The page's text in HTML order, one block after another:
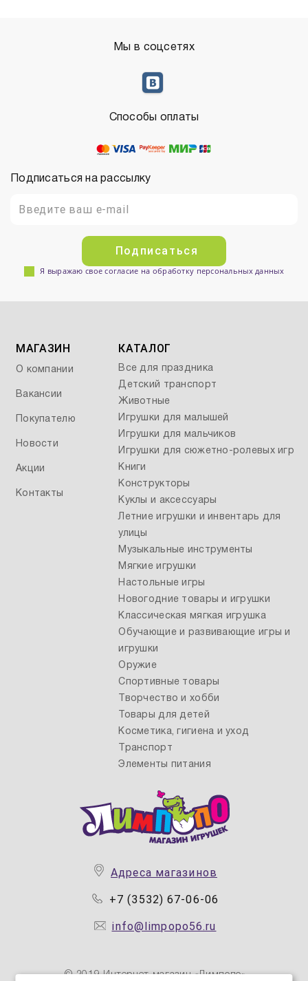
Мы в соцсетях
Подписаться на рассылку
Подписаться
Я выражаю свое согласие на обработку персональных данных
Способы оплаты
Адреса магазинов
+7 (3532) 67-06-06
info@limpopo56.ru
© 2019 Интернет магазин «Лимпопо»
МАГАЗИН
О компании
Вакансии
Покупателю
Новости
Акции
Контакты
КАТАЛОГ
Все для праздника
Детский транспорт
Животные
Игрушки для малышей
Игрушки для мальчиков
Игрушки для сюжетно-ролевых игр
Книги
Конструкторы
Куклы и аксессуары
Летние игрушки и инвентарь для
улицы
Музыкальные инструменты
Мягкие игрушки
Настольные игры
Новогодние товары и игрушки
Классическая мягкая игрушка
Обучающие и развивающие игры и
игрушки
Оружие
Спортивные товары
Творчество и хобби
Товары для детей
Косметика, гигиена и уход
Транспорт
Элементы питания